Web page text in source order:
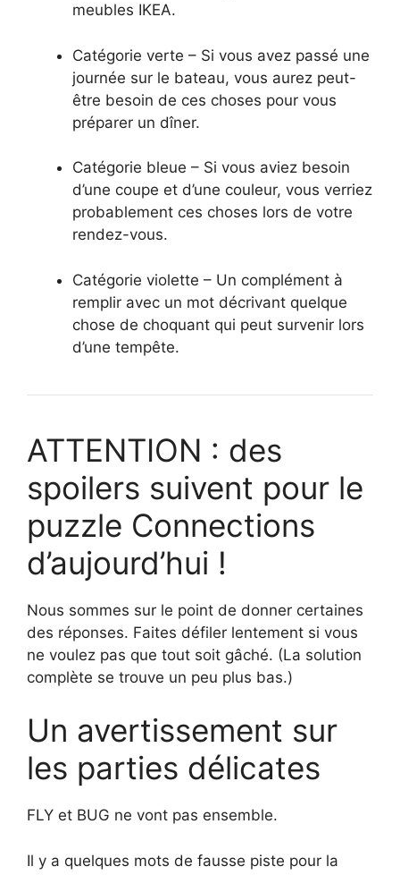
meubles IKEA.
Catégorie verte – Si vous avez passé une
journée sur le bateau, vous aurez peut-
être besoin de ces choses pour vous
préparer un dîner.
Catégorie bleue – Si vous aviez besoin
d’une coupe et d’une couleur, vous verriez
probablement ces choses lors de votre
rendez-vous.
Catégorie violette – Un complément à
remplir avec un mot décrivant quelque
chose de choquant qui peut survenir lors
d’une tempête.
ATTENTION : des
spoilers suivent pour le
puzzle Connections
d’aujourd’hui !
Nous sommes sur le point de donner certaines
des réponses. Faites défiler lentement si vous
ne voulez pas que tout soit gâché. (La solution
complète se trouve un peu plus bas.)
Un avertissement sur
les parties délicates
FLY et BUG ne vont pas ensemble.
Il y a quelques mots de fausse piste pour la